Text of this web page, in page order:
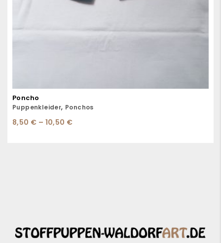
Poncho
Puppenkleider, Ponchos
8,50 € – 10,50 €